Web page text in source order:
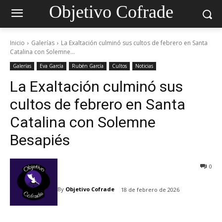
Objetivo Cofrade
Inicio Galerías
La Exaltación culminó sus cultos de febrero en Santa
Catalina con Solemne...
Galerías Eva García Rubén García Cultos Noticias
La Exaltación culminó sus
cultos de febrero en Santa
Catalina con Solemne
Besapiés
By Objetivo Cofrade 18 de febrero de 2026
0